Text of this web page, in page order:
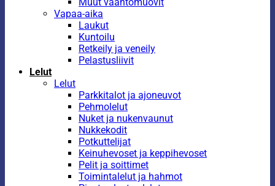
Vapaa-aika
Laukut
Kuntoilu
Retkeily ja veneily
Pelastusliivit
Lelut
Lelut
Parkkitalot ja ajoneuvot
Pehmolelut
Nuket ja nukenvaunut
Nukkekodit
Potkuttelijat
Keinuhevoset ja keppihevoset
Pelit ja soittimet
Toimintalelut ja hahmot